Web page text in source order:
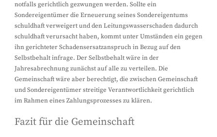
notfalls gerichtlich gezwungen werden. Sollte ein
Sondereigentümer die Erneuerung seines Sondereigentums
schuldhaft verweigert und den Leitungswasserschaden dadurch
schuldhaft verursacht haben, kommt unter Umständen ein gegen
ihn gerichteter Schadensersatzanspruch in Bezug auf den
Selbstbehalt infrage. Der Selbstbehalt wäre in der
Jahresabrechnung zunächst auf alle zu verteilen. Die
Gemeinschaft wäre aber berechtigt, die zwischen Gemeinschaft
und Sondereigentümer streitige Verantwortlichkeit gerichtlich
im Rahmen eines Zahlungsprozesses zu klären.
Fazit für die Gemeinschaft